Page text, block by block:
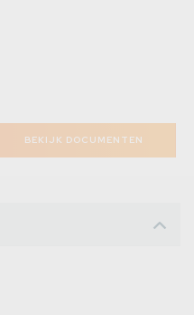
BEKIJK DOCUMENTEN